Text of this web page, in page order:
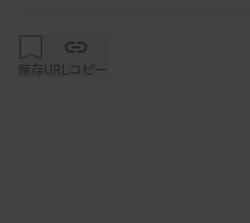
も高まるとして、歯科医
ちかけられていたことも
保存URLコピー